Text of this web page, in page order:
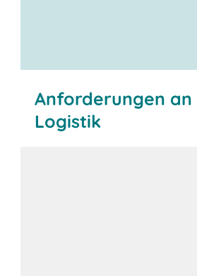
Anforderungen an
Logistik